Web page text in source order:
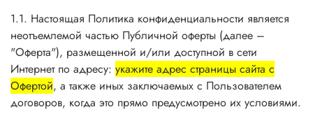
1.1. Настоящая Политика конфиденциальности является
неотъемлемой частью Публичной оферты (далее –
"Оферта"), размещенной и/или доступной в сети
Интернет по адресу: укажите адрес страницы сайта с
Офертой, а также иных заключаемых с Пользователем
договоров, когда это прямо предусмотрено их условиями.